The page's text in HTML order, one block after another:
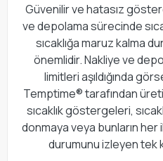
Güvenilir ve hatasız
ve depolama sürecinde
sıcaklığa maruz kalma
önemlidir. Nakliye ve
limitleri aşıldığında
Temptime® tarafından
sıcaklık göstergeleri,
donmaya veya bunların
durumunu izleyen tek